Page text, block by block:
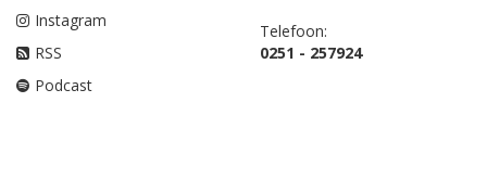
Instagram
RSS
Podcast
Telefoon:
0251 - 257924